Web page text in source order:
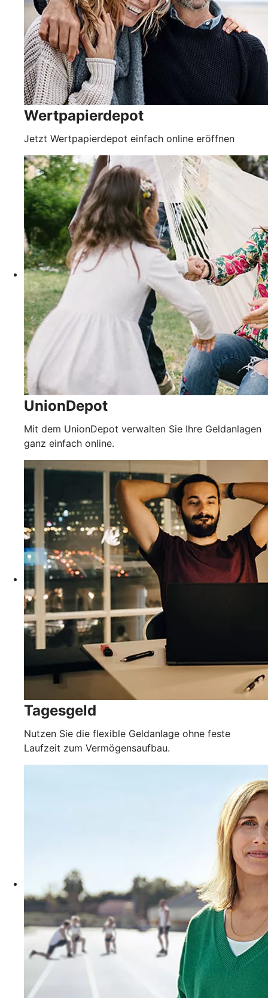
Wertpapierdepot
Jetzt Wertpapierdepot einfach online eröffnen
UnionDepot
Mit dem UnionDepot verwalten Sie Ihre Geldanlagen
ganz einfach online.
Tagesgeld
Nutzen Sie die flexible Geldanlage ohne feste
Laufzeit zum Vermögensaufbau.